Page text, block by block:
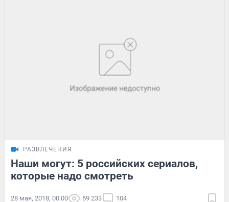
РАЗВЛЕЧЕНИЯ
Наши могут: 5 российских сериалов,
которые надо смотреть
28 мая, 2018, 00:00 59 233 104